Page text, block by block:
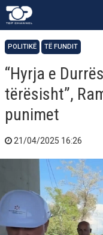
POLITIKË TË FUNDIT
“Hyrja e
tërësisht”,
punimet
21/04/2025 16:26